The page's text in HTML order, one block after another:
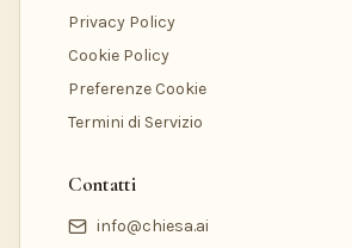
Privacy Policy
Cookie Policy
Preferenze Cookie
Termini di Servizio
Contatti
info@chiesa.ai